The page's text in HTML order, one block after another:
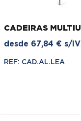
CADEIRAS
desde 67,84 € s/
REF: CAD.AL.LEA